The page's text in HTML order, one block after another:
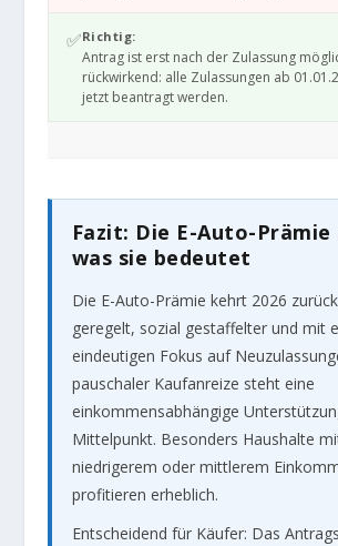
✅Richtig:
Antrag ist erst nach der Zulassung
rückwirkend: alle Zulassungen ab
jetzt beantragt werden.
Fazit: Die E-Auto-Prämie
was sie bedeutet
Die E-Auto-Prämie kehrt 2026
geregelt, sozial gestaffelter und mit
eindeutigen Fokus auf
pauschaler Kaufanreize steht eine
einkommensabhängige
Mittelpunkt. Besonders Haushalte
niedrigerem oder mittlerem
profitieren erheblich.
Entscheidend für Käufer: Das